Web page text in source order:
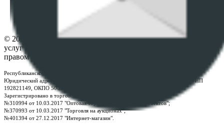
Настройки cookie-файлов
© 2026 Республиканское унитарное предприятие по оказанию
услуг "БелЮрОбеспечение" - Все права защищены авторским
правом
Республиканское унитарное предприятие по оказанию услуг "БелЮрОбеспечение"
Юридический адрес: г. Минск, пр-т. Дзержинского, 1Б, e-mail:
, УНП
192821149, ОКПО 500111895000
Зарегистрировано в торговом реестре Республики Беларусь:
№310994 от 10.03.2017 "Оптовая торговля без торговых объектов";
№370993 от 10.03.2017 "Торговля на аукционах";
№401394 от 27.12.2017 "Интернет-магазин".